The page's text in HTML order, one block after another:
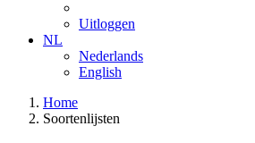
Uitloggen
NL
Nederlands
English
Home
Soortenlijsten